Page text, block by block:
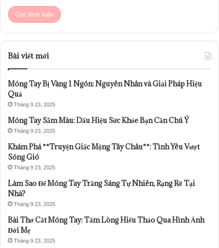
Bài viết mới
Móng Tay Bị Vàng 1 Ngón: Nguyên Nhân và Giải Pháp Hiệu
Quả
Tháng 9 23, 2025
Móng Tay Sẫm Màu: Dấu Hiệu Sức Khỏe Bạn Cần Chú Ý
Tháng 9 23, 2025
Khám Phá **Truyện Giấc Mộng Tây Châu**: Tình Yêu Vượt
Sóng Gió
Tháng 9 23, 2025
Làm Sao Để Móng Tay Trắng Sáng Tự Nhiên, Rạng Rỡ Tại
Nhà?
Tháng 9 23, 2025
Bài Thơ Cắt Móng Tay: Tấm Lòng Hiếu Thảo Qua Hình Ảnh
Đời Mẹ
Tháng 9 23, 2025